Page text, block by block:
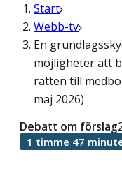
Start
Webb-tv
En
möjligheter att
rätten till
maj 2026)
Debatt om förslag
1 timme 47